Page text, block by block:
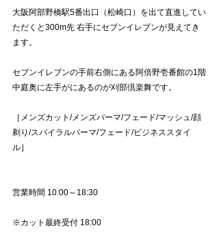
大阪阿部野橋駅5番出口（松崎口）を出て直進してい
ただくと300m先 右手にセブンイレブンが見えてき
ます。
セブンイレブンの手前右側にある阿倍野壱番館の1階
中庭奥に左手がにあるのが刈部倶楽舞です。
［メンズカット/メンズパーマ/フェード/マッシュ/顔
剃り/スパイラルパーマ/フェード/ビジネススタイ
ル］
営業時間 10:00～18:30
※カット最終受付 18:00